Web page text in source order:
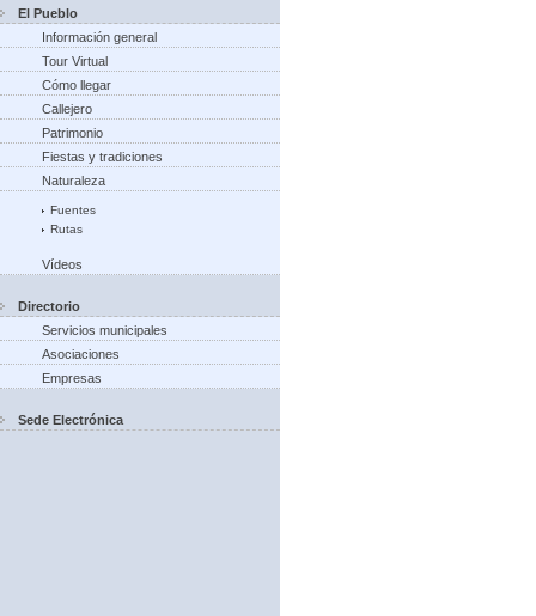
El Pueblo
Información general
Tour Virtual
Cómo llegar
Callejero
Patrimonio
Fiestas y tradiciones
Naturaleza
Fuentes
Rutas
Vídeos
Directorio
Servicios municipales
Asociaciones
Empresas
Sede Electrónica